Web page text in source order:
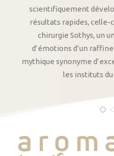
scientifiquement
résultats rapides, celle-
chirurgie Sothys, un
d’émotions d’un
mythique synonyme
les instituts